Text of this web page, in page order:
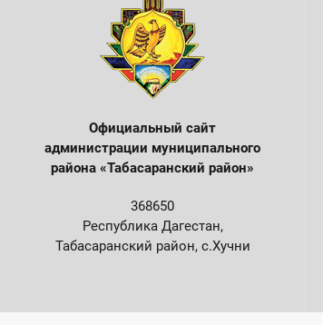
Официальный сайт
администрации муниципального
района «Табасаранский район»
368650
Республика Дагестан,
Табасаранский район, с.Хучни